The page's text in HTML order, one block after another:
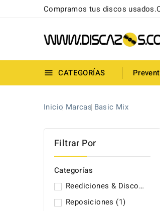
Compramos tus discos
 CATEGORÍAS
Inicio Marcas Basic Mix
Filtrar Por
Categorías
Reediciones & Discos Originales (UNIDADES NUEVAS)
Reposiciones (1)